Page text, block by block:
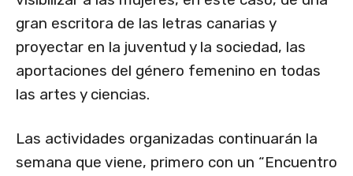
gran escritora de las letras canarias y
proyectar en la juventud y la sociedad, las
aportaciones del género femenino en todas
las artes y ciencias.
Las actividades organizadas continuarán la
semana que viene, primero con un “Encuentro